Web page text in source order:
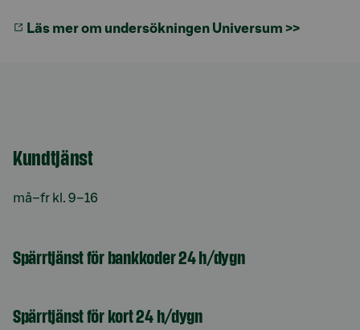
Läs mer om undersökningen Universum >>
Kundtjänst
må–fr kl. 9–16
Spärrtjänst för bankkoder 24 h/dygn
Spärrtjänst för kort 24 h/dygn